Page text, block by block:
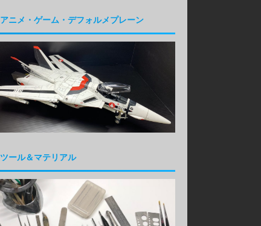
アニメ・ゲーム・デフォルメプレーン
ツール＆マテリアル